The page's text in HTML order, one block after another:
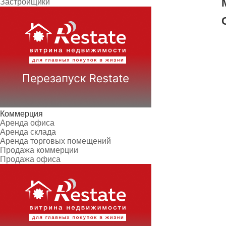
Застройщики
Коммерция
Аренда офиса
Аренда склада
Аренда торговых помещений
Продажа коммерции
Продажа офиса